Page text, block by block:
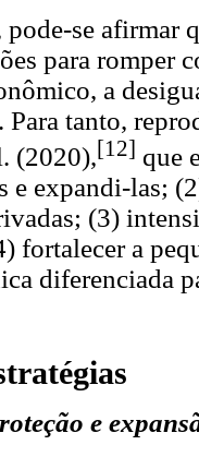
se afirmar
para romper
a
tanto,
(2020),[12] que
e expandi-las;
(3)
fortalecer a
diferenciada
e